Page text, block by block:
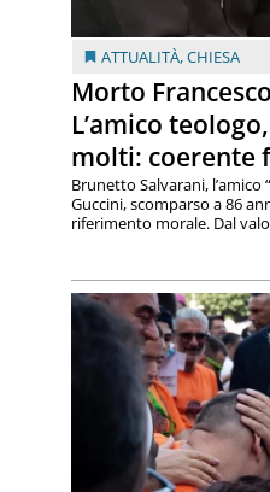
ATTUALITÀ,CHIESA
Morto
L’amico
molti: coerente
Brunetto Salvarani, l’amico
Guccini, scomparso a 86
riferimento morale. Dal